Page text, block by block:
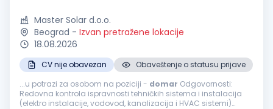
Master Solar d.o.o.
Beograd - Izvan pretražene lokacije
18.08.2026
CV nije obavezan
Obaveštenje o statusu prijave
...u potrazi za osobom na poziciji - domar Odgovornosti:
Redovna kontrola ispravnosti tehničkih sistema i instalacija
(elektro instalacije, vodovod, kanalizacija i HVAC sistemi)